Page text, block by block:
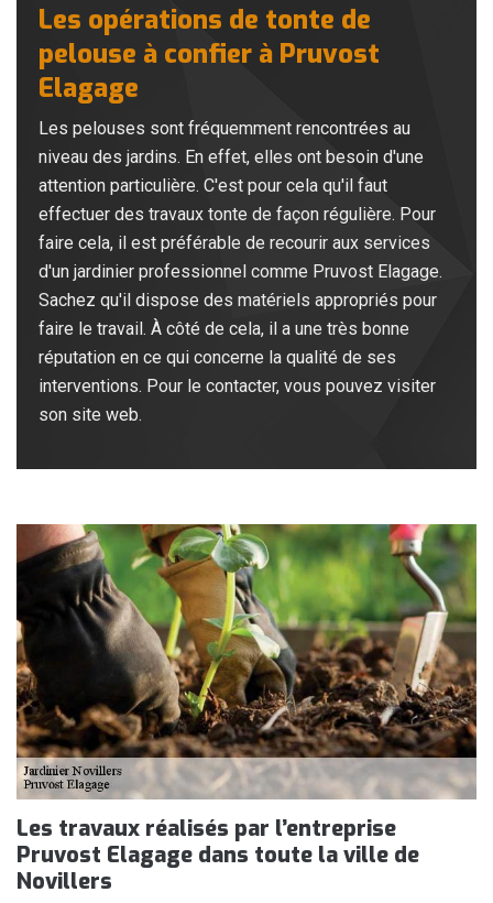
Les opérations de tonte de
pelouse à confier à Pruvost
Elagage
Les pelouses sont fréquemment rencontrées au
niveau des jardins. En effet, elles ont besoin d'une
attention particulière. C'est pour cela qu'il faut
effectuer des travaux tonte de façon régulière. Pour
faire cela, il est préférable de recourir aux services
d'un jardinier professionnel comme Pruvost Elagage.
Sachez qu'il dispose des matériels appropriés pour
faire le travail. À côté de cela, il a une très bonne
réputation en ce qui concerne la qualité de ses
interventions. Pour le contacter, vous pouvez visiter
son site web.
Les travaux réalisés par l’entreprise
Pruvost Elagage dans toute la ville de
Novillers